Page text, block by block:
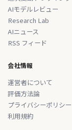
AIモデルレビュー
Research Lab
AIニュース
RSS フィード
会社情報
運営者について
評価方法論
プライバシーポリシー
利用規約